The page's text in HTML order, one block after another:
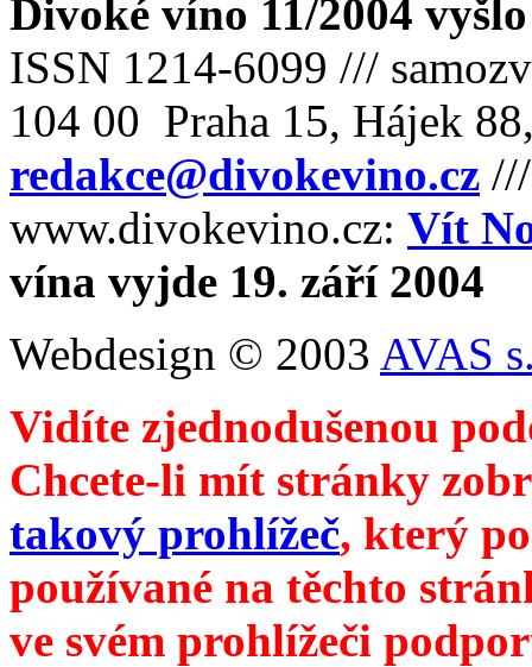
Divoké víno 11/2004
ISSN 1214-6099 ///
104 00 Praha 15, Hájek
redakce@divokevino.cz
www.divokevino.cz: Vít
vína vyjde 19. září 2004
Webdesign © 2003 AVAS
Vidíte zjednodušenou
Chcete-li mít stránky
takový prohlížeč, který
používané na těchto
ve svém prohlížeči